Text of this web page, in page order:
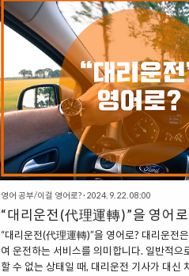
Time “Injury Time”은 축구 경기에서 시간
유 중 하나가 부상이기 때문에 붙여진 표현입
injury time is there?” (추가시간이 얼마..
영어 공부/이걸 영어로?· 2024. 9. 22. 08:00
“대리운전(代理運轉)”을 영어
“대리운전(代理運轉)”을 영어로? 대리운전
여 운전하는 서비스를 의미합니다. 일반적으
할 수 없는 상태일 때, 대리운전 기사가 대신